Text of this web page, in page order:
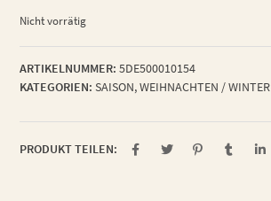
Nicht vorrätig
ARTIKELNUMMER: 5DE500010154
KATEGORIEN: SAISON,WEIHNACHTEN / WINTER
PRODUKT TEILEN: